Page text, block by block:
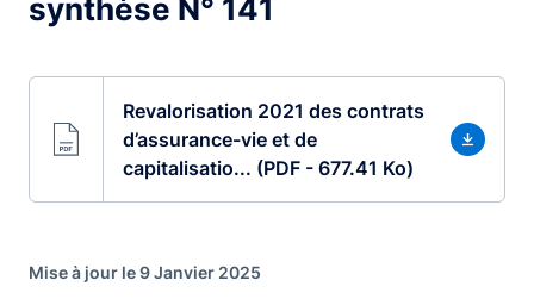
synthèse N° 141
Revalorisation 2021 des contrats
d’assurance-vie et de
capitalisatio... (PDF - 677.41 Ko)
Mise à jour le 9 Janvier 2025